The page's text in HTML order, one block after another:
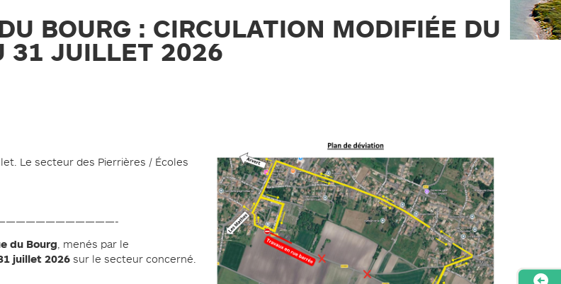
BOURG : CIRCULATION MODIFIÉE DU
31 JUILLET 2026
Le secteur des Pierrières / Écoles
du Bourg, menés par le
juillet 2026 sur le secteur concerné.